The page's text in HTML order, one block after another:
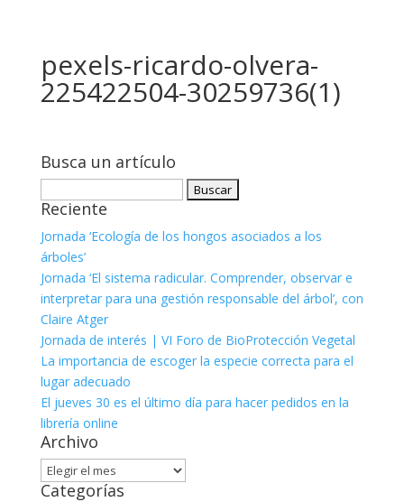
pexels-ricardo-olvera-
225422504-30259736(1)
Busca un artículo
Reciente
Jornada ‘Ecología de los hongos asociados a los
árboles’
Jornada ‘El sistema radicular. Comprender, observar e
interpretar para una gestión responsable del árbol’, con
Claire Atger
Jornada de interés | VI Foro de BioProtección Vegetal
La importancia de escoger la especie correcta para el
lugar adecuado
El jueves 30 es el último día para hacer pedidos en la
librería online
Archivo
Archivo
Categorías